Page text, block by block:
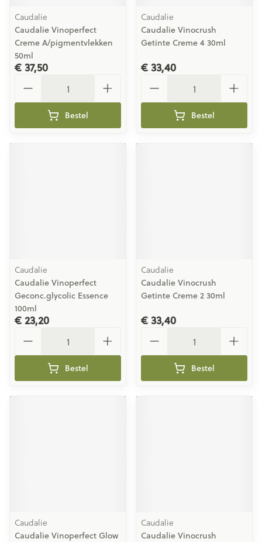
Caudalie
Caudalie Vinoperfect
Creme A/pigmentvlekken
50ml
€ 37,50
Bestel
Caudalie
Caudalie Vinocrush
Getinte Creme 4 30ml
€ 33,40
Bestel
Caudalie
Caudalie Vinoperfect
Geconc.glycolic Essence
100ml
€ 23,20
Bestel
Caudalie
Caudalie Vinocrush
Getinte Creme 2 30ml
€ 33,40
Bestel
Caudalie
Caudalie Vinoperfect Glow
Caudalie
Caudalie Vinocrush